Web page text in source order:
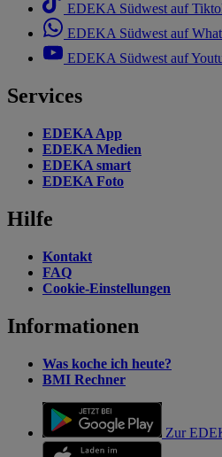
EDEKA Südwest auf
EDEKA Südwest auf
EDEKA Südwest auf
Services
EDEKA App
EDEKA Medien
EDEKA smart
EDEKA Foto
Hilfe
Kontakt
FAQ
Cookie-Einstellungen
Informationen
Was koche ich heute?
BMI Rechner
Zur